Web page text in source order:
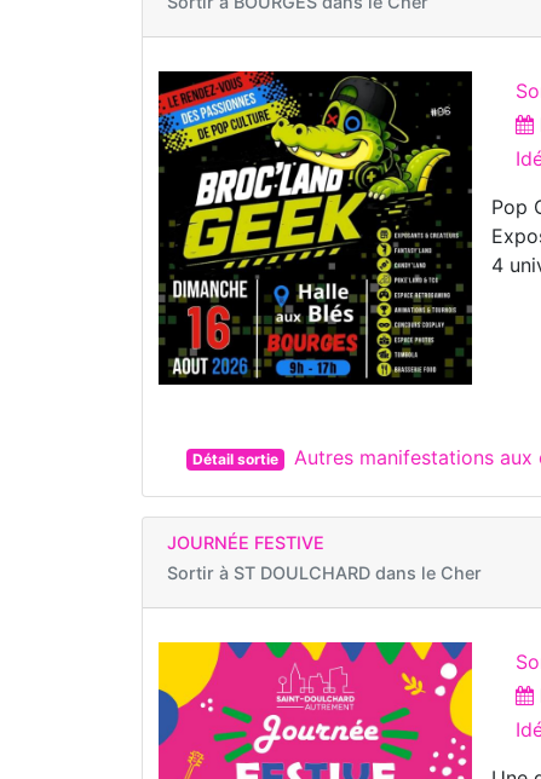
Pop
4
Détail sortie Autres manifestations aux
JOURNÉE FESTIVE
Sortir à ST DOULCHARD dans le Cher